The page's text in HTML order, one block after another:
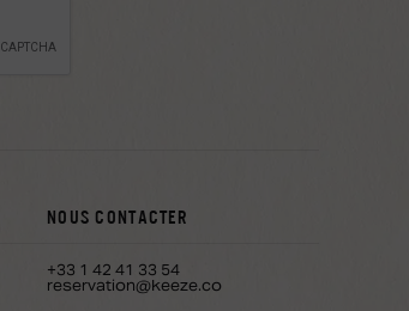
NOUS CONTACTER
+33 1 42 41 33 54
reservation@keeze.co